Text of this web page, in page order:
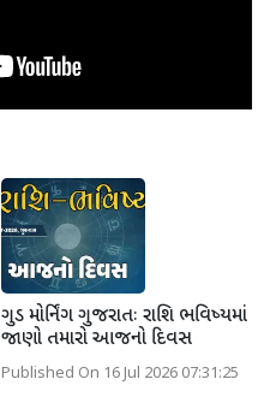
ગુડ મોર્નિંગ ગુજરાતઃ રાશિ ભવિષ્યમાં
જાણો તમારો આજનો દિવસ
Published On 16 Jul 2026 07:31:25